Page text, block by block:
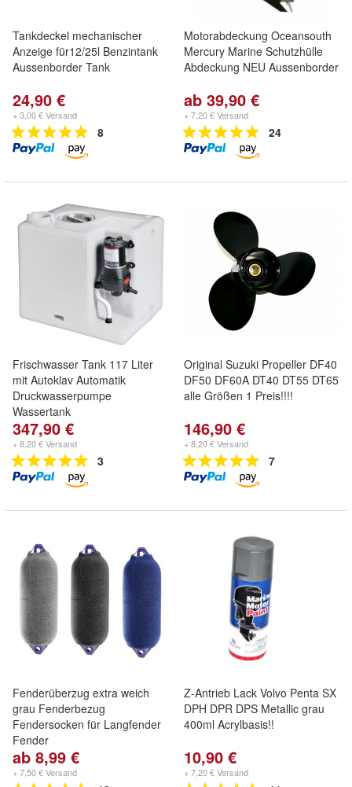
Tankdeckel mechanischer
Anzeige für12/25l Benzintank
Aussenborder Tank
24,90 €
+ 3,00 € Versand
8
Motorabdeckung Oceansouth
Mercury Marine Schutzhülle
Abdeckung NEU Aussenborder
ab 39,90 €
+ 7,20 € Versand
24
Frischwasser Tank 117 Liter
mit Autoklav Automatik
Druckwasserpumpe
Wassertank
347,90 €
+ 8,20 € Versand
3
Original Suzuki Propeller DF40
DF50 DF60A DT40 DT55 DT65
alle Größen 1 Preis!!!!
146,90 €
+ 8,20 € Versand
7
Fenderüberzug extra weich
grau Fenderbezug
Fendersocken für Langfender
Fender
ab 8,99 €
+ 7,50 € Versand
Z-Antrieb Lack Volvo Penta SX
DPH DPR DPS Metallic grau
400ml Acrylbasis!!
10,90 €
+ 7,20 € Versand